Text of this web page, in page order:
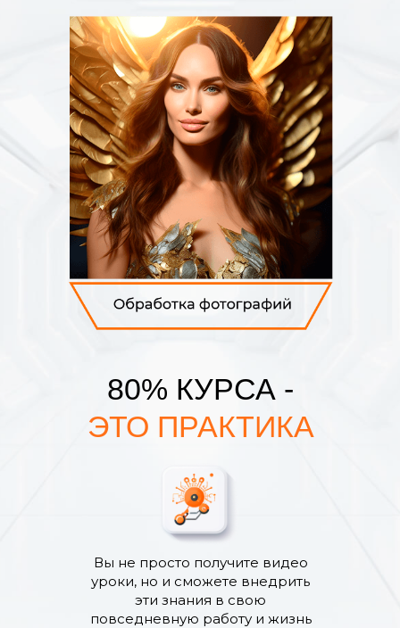
80% КУРСА -
ЭТО ПРАКТИКА
Вы не просто получите видео
уроки, но и сможете внедрить
эти знания в свою
повседневную работу и жизнь